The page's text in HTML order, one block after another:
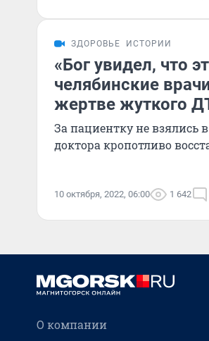
ЗДОРОВЬЕ ИСТОРИИ
«Бог увидел, что
челябинские
жертве жуткого
За пациентку не взялись
доктора кропотливо
10 октября, 2022, 06:00 1 642
О компании